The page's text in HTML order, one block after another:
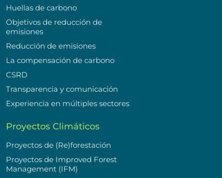
Huellas de carbono
Objetivos de reducción de
emisiones
Reducción de emisiones
La compensación de carbono
CSRD
Transparencia y comunicación
Experiencia en múltiples sectores
Proyectos Climáticos
Proyectos de (Re)forestación
Proyectos de Improved Forest
Management (IFM)